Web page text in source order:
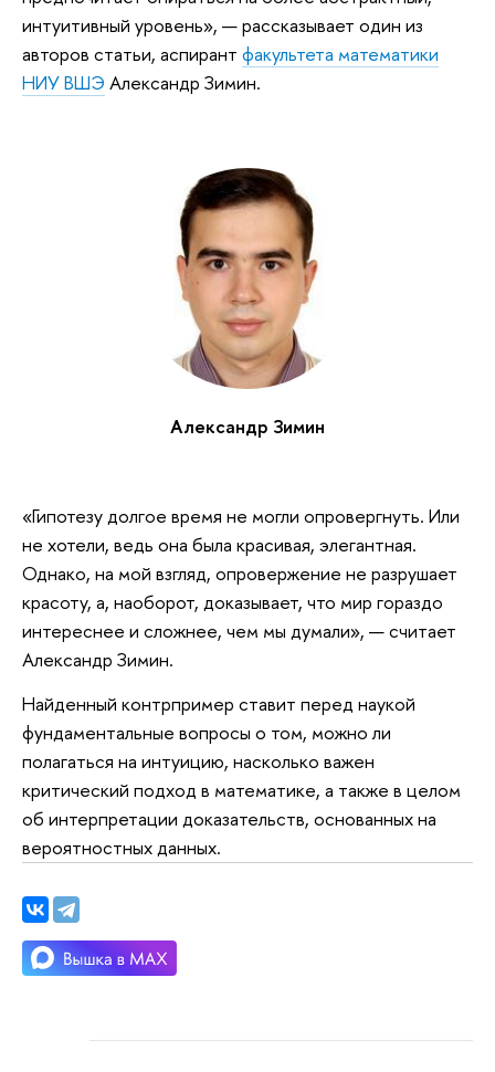
интуитивный уровень», — рассказывает один из
авторов статьи, аспирант факультета математики
НИУ ВШЭ Александр Зимин.
Александр Зимин
«Гипотезу долгое время не могли опровергнуть. Или
не хотели, ведь она была красивая, элегантная.
Однако, на мой взгляд, опровержение не разрушает
красоту, а, наоборот, доказывает, что мир гораздо
интереснее и сложнее, чем мы думали», — считает
Александр Зимин.
Найденный контрпример ставит перед наукой
фундаментальные вопросы о том, можно ли
полагаться на интуицию, насколько важен
критический подход в математике, а также в целом
об интерпретации доказательств, основанных на
вероятностных данных.